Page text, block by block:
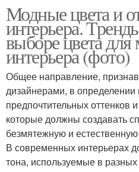
Модные цвета и
интерьера.
выборе цвета для
интерьера (фото)
Общее направление,
дизайнерами, в определении
предпочтительных оттенков
которые должны создавать
безмятежную и
В современных интерьерах
тона, используемые в разных